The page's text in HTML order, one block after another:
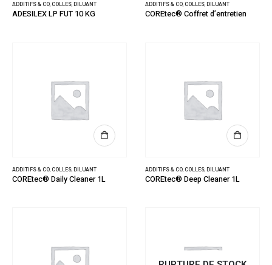
ADDITIFS & CO,COLLES,DILUANT
ADESILEX LP FUT 10 KG
ADDITIFS & CO,COLLES,DILUANT
COREtec® Coffret d’entretien
ADDITIFS & CO,COLLES,DILUANT
COREtec® Daily Cleaner 1L
ADDITIFS & CO,COLLES,DILUANT
COREtec® Deep Cleaner 1L